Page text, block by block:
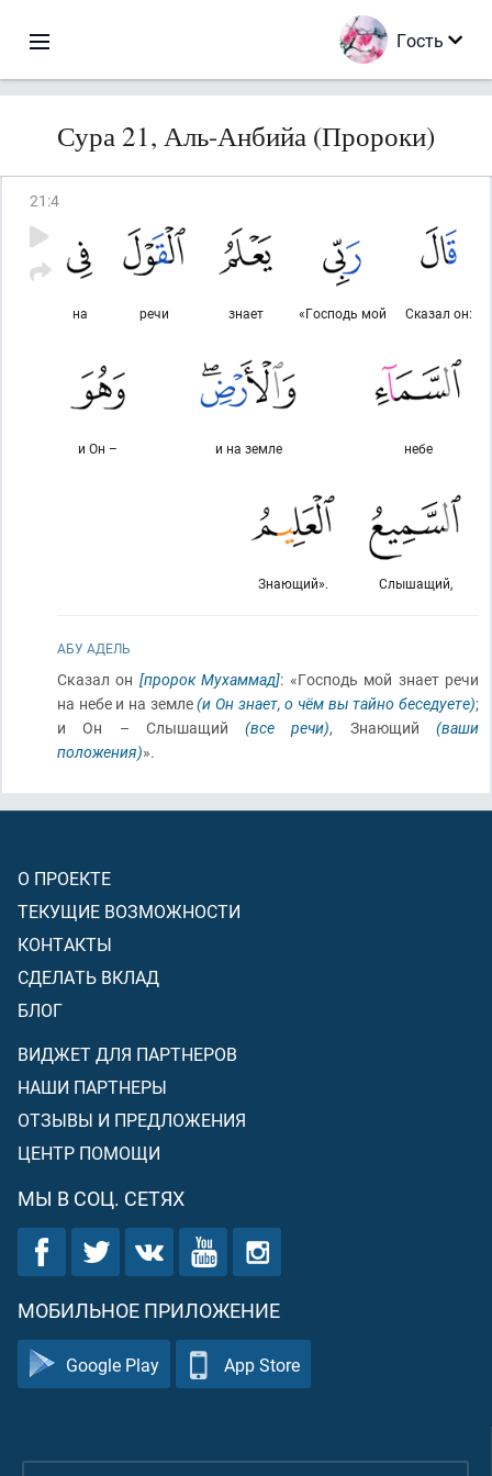
Гость
Сура 21, Аль-Анбийа (Пророки)
21 :4
Сказал он:
«Господь мой
знает
речи
на
небе
и на земле
и Он –
Слышащий,
Знающий».
АБУ АДЕЛЬ
Сказал он [пророк Мухаммад]: «Господь мой знает речи
на небе и на земле(и Он знает, о чём вы тайно беседуете);
и Он – Слышащий(все речи), Знающий(ваши
положения)».
О ПРОЕКТЕ
ТЕКУЩИЕ ВОЗМОЖНОСТИ
КОНТАКТЫ
СДЕЛАТЬ ВКЛАД
БЛОГ
ВИДЖЕТ ДЛЯ ПАРТНЕРОВ
НАШИ ПАРТНЕРЫ
ОТЗЫВЫ И ПРЕДЛОЖЕНИЯ
ЦЕНТР ПОМОЩИ
МЫ В СОЦ. СЕТЯХ
МОБИЛЬНОЕ ПРИЛОЖЕНИЕ
Google Play App Store